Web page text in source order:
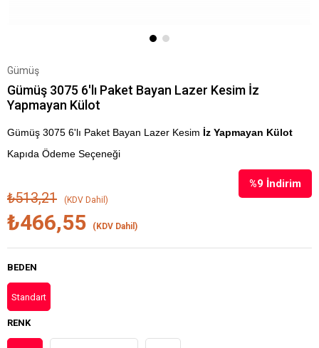
Gümüş
Gümüş 3075 6'lı Paket Bayan Lazer Kesim İz
Yapmayan Külot
Gümüş 3075 6'lı Paket Bayan Lazer Kesim İz Yapmayan Külot
Kapıda Ödeme Seçeneği
%9 İndirim
₺513,21 (KDV Dahil)
₺466,55 (KDV Dahil)
BEDEN
Standart
RENK